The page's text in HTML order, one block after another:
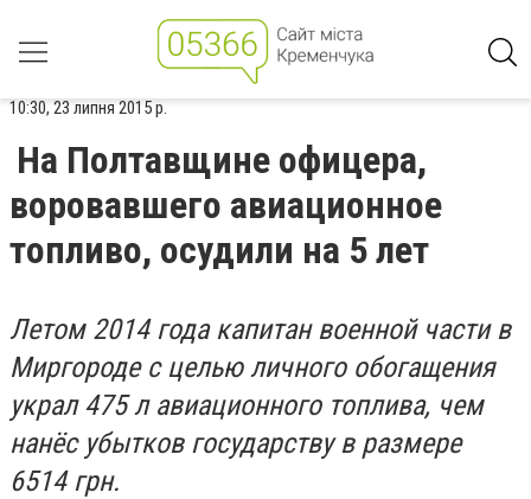
10:30, 23 липня 2015 р.
На Полтавщине офицера,
воровавшего авиационное
топливо, осудили на 5 лет
Летом 2014 года капитан военной части в
Миргороде с целью личного обогащения
украл 475 л авиационного топлива, чем
нанёс убытков государству в размере
6514 грн.